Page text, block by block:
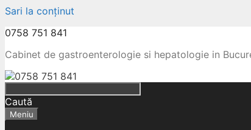
Sari la conținut
0758 751 841
Cabinet de gastroenterologie si hepatologie in
Caută
Meniu